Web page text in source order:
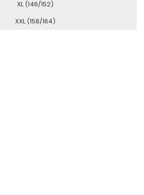
XL (146/152)
XXL (158/164)